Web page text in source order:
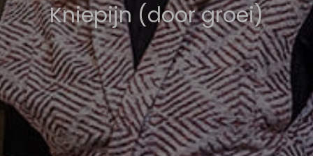
Kniepijn (door groei)